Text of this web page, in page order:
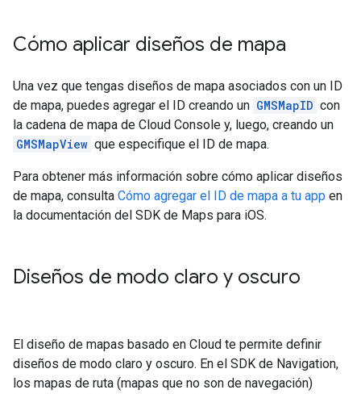
Cómo aplicar diseños de mapa
Una vez que tengas diseños de mapa asociados con un ID
de mapa, puedes agregar el ID creando un GMSMapID con
la cadena de mapa de Cloud Console y, luego, creando un
GMSMapView que especifique el ID de mapa.
Para obtener más información sobre cómo aplicar diseños
de mapa, consulta Cómo agregar el ID de mapa a tu app en
la documentación del SDK de Maps para iOS.
Diseños de modo claro y oscuro
El diseño de mapas basado en Cloud te permite definir
diseños de modo claro y oscuro. En el SDK de Navigation,
los mapas de ruta (mapas que no son de navegación)